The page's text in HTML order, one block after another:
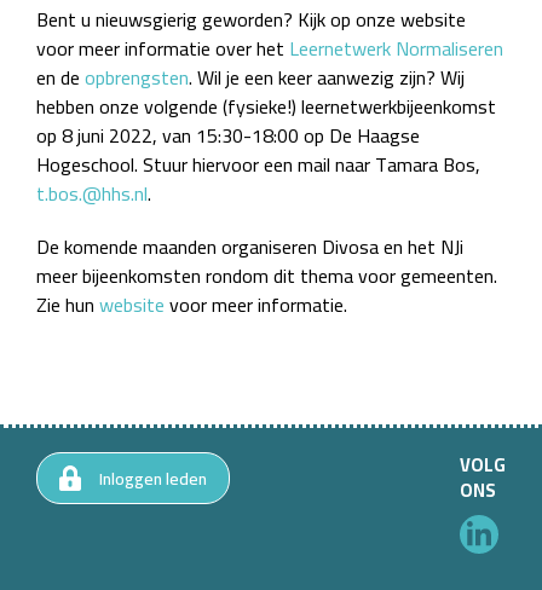
Bent u nieuwsgierig geworden? Kijk op onze website
voor meer informatie over het Leernetwerk Normaliseren
en deopbrengsten. Wil je een keer aanwezig zijn? Wij
hebben onze volgende (fysieke!) leernetwerkbijeenkomst
op 8 juni 2022, van 15:30-18:00 op De Haagse
Hogeschool. Stuur hiervoor een mail naar Tamara Bos,
t.bos.@hhs.nl.
De komende maanden organiseren Divosa en het NJi
meer bijeenkomsten rondom dit thema voor gemeenten.
Zie hunwebsitevoor meer informatie.
Inloggen leden VOLG
ONS